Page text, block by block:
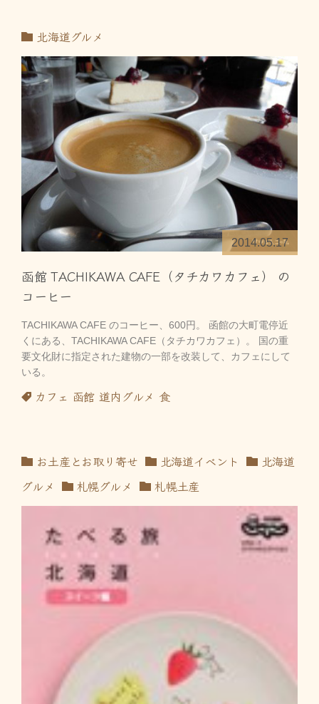
北海道グルメ
2014.05.17
函館 TACHIKAWA CAFE（タチカワカフェ） の
コーヒー
TACHIKAWA CAFE のコーヒー、600円。 函館の大町電停近
くにある、TACHIKAWA CAFE（タチカワカフェ）。 国の重
要文化財に指定された建物の一部を改装して、カフェにして
いる。
カフェ 函館 道内グルメ 食
お土産とお取り寄せ 北海道イベント
北海道
グルメ
札幌グルメ 札幌土産